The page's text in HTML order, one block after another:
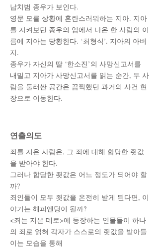
납치범 종우가 보인다.
영문 모를 상황에 혼란스러워하는 지아. 지아
를 지켜보던 종우의 입에서 나온 한 사람의 이
름에 지아는 당황한다. ‘최형식’. 지아의 아버
지.
종우가 자신의 딸 ‘한소진’의 사망신고서를
내밀고 지아가 사망신고서를 읽는 순간, 두 사
람을 둘러싼 공간은 끔찍했던 과거의 사건 현
장으로 이동한다.
​연출의도
죄를 지은 사람은, 그 죄에 대해 합당한 죗값
을 받아야 한다.
그러나 합당한 죗값은 어느 정도가 되어야 할
까?
죄인들이 모두 죗값을 온전히 받게 된다면, 이
야기는 해피엔딩이 될까?
<죄는 지은 데로>에 등장하는 인물들이 하나
의 죄로 얽혀 각자가 스스로의 죗값을 받아들
이는 모습을 통해